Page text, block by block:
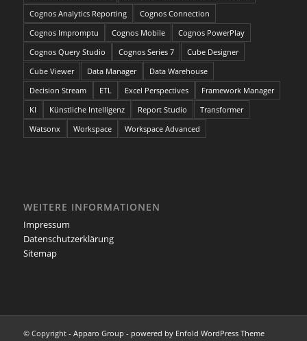
Cognos Analytics Reporting
Cognos Connection
Cognos Impromptu
Cognos Mobile
Cognos PowerPlay
Cognos Query Studio
Cognos Series 7
Cube Designer
Cube Viewer
Data Manager
Data Warehouse
Decision Stream
ETL Excel Perspectives
Framework Manager
KI
Künstliche Intelligenz Report Studio
Transformer
Watsonx
Workspace Workspace Advanced
WEITERE INFORMATIONEN
Impressum
Datenschutzerklärung
Sitemap
© Copyright - Apparo Group - powered by Enfold WordPress Theme